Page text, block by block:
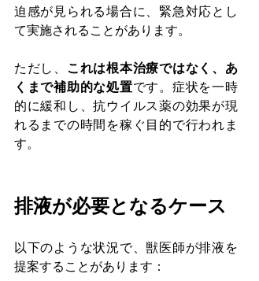
迫感が見られる場合に、緊急対応とし
て実施されることがあります。
ただし、 これは根本治療ではなく、あ
くまで補助的な処置です。症状を一時
的に緩和し、抗ウイルス薬の効果が現
れるまでの時間を稼ぐ目的で行われま
す。
排液が必要となるケース
以下のような状況で、獣医師が排液を
提案することがあります：